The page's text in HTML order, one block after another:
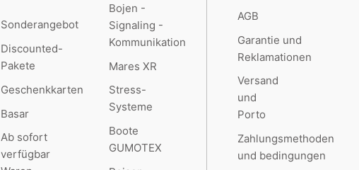
Sonderangebot
Discounted-
Pakete
Geschenkkarten
Basar
Ab sofort
verfügbar
Bojen -
Signaling -
Kommunikation
Mares XR
Stress-
Systeme
Boote
GUMOTEX
AGB
Garantie und
Reklamationen
Versand
und
Porto
Zahlungsmethoden
und bedingungen